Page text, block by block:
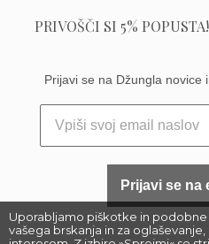
Uporabljamo piškotke in
vašega brskanja in za
PRIVOŠČI SI 5% POPUSTA!
Prijavi se na Džungla novice
Prijavi se na